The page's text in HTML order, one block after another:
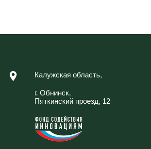
Калужская область,
г. Обнинск,
Пяткинский проезд, 12